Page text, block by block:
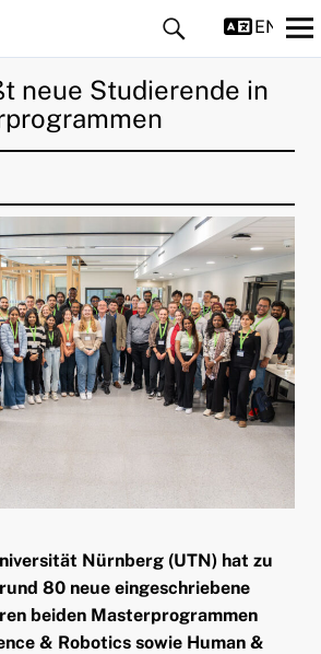
neue Studierende in
Nürnberg (UTN) hat zu
80 neue eingeschriebene
beiden Masterprogrammen
& Robotics sowie Human &